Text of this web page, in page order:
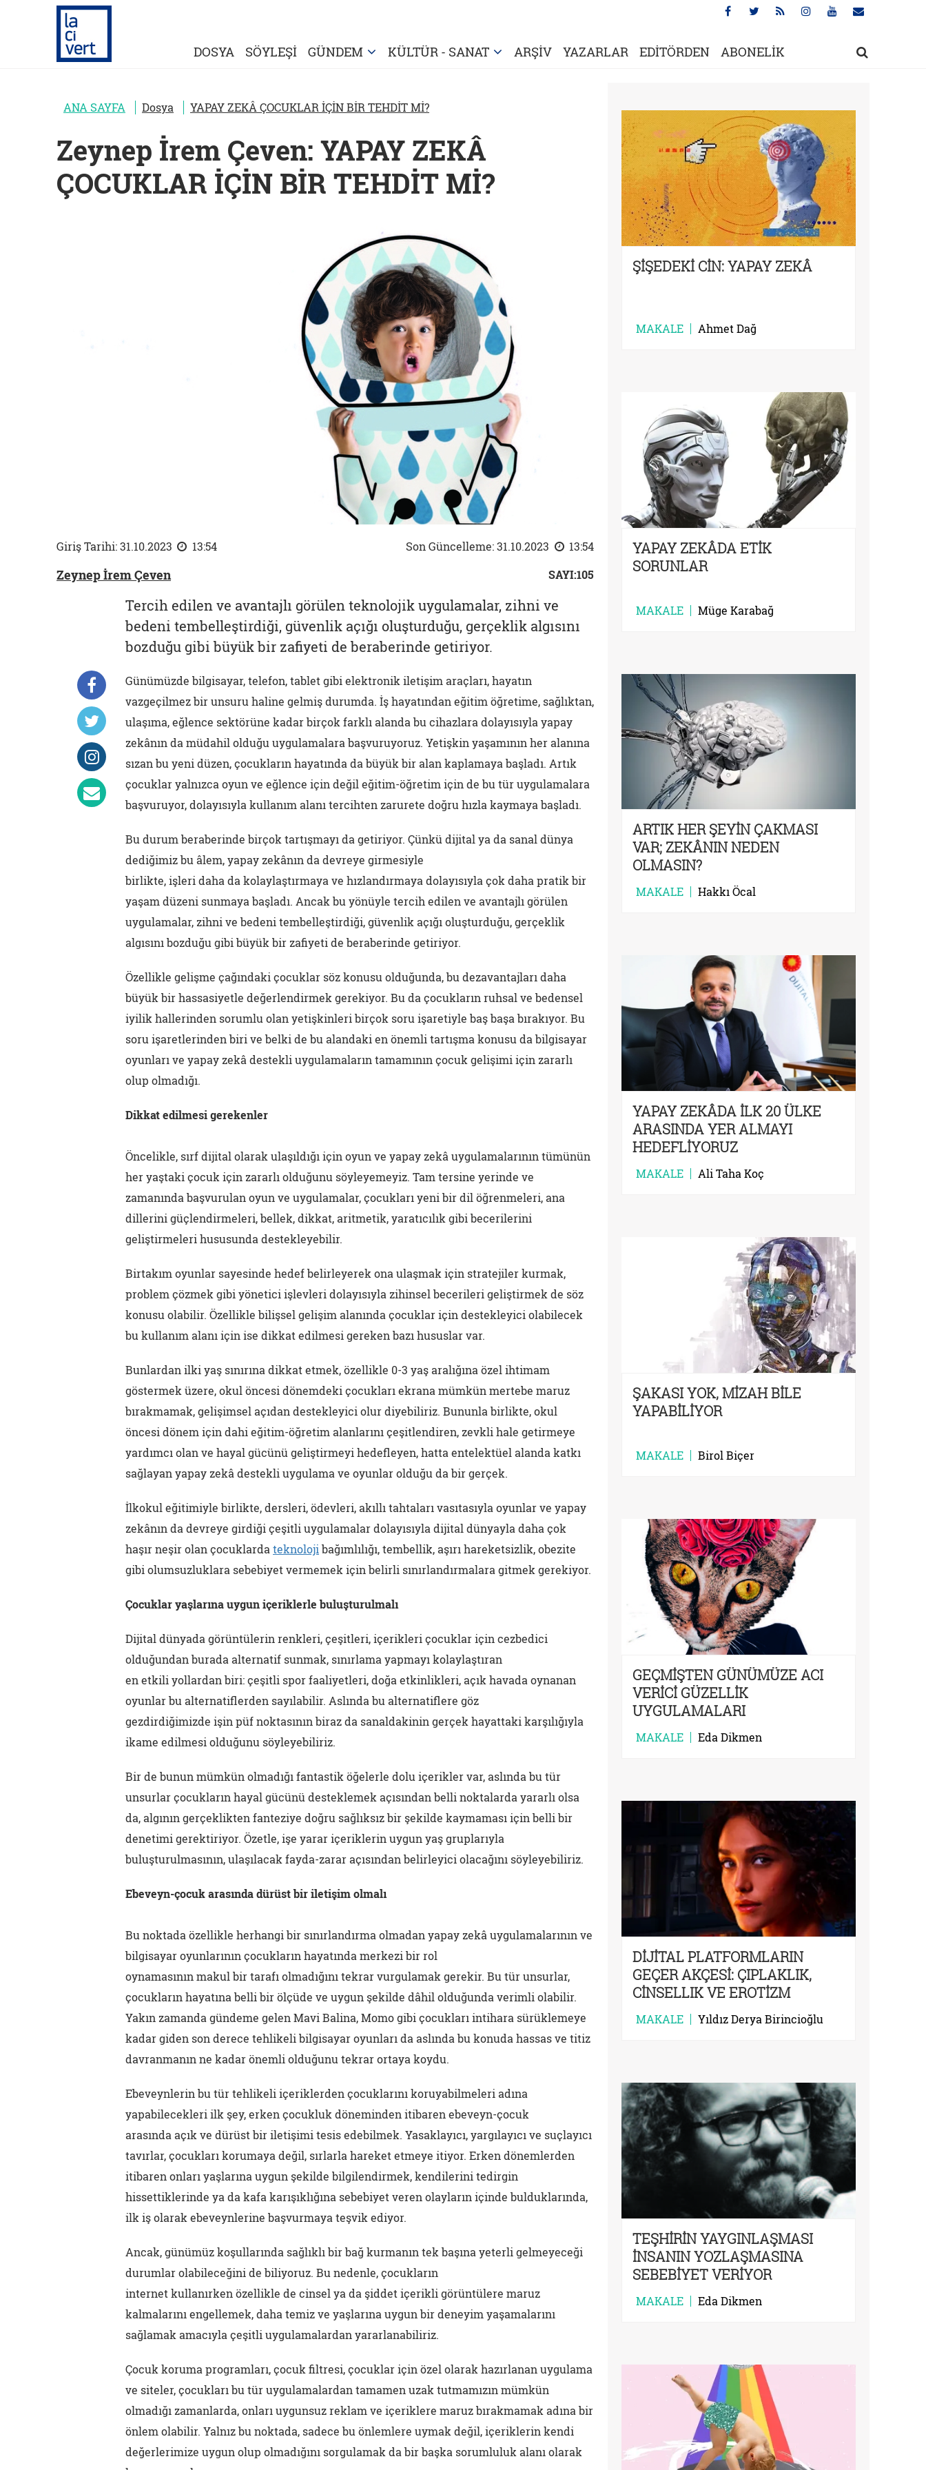
DOSYA SÖYLEŞİ GÜNDEM KÜLTÜR - SANAT ARŞİV YAZARLAR EDİTÖRDEN ABONELİK
ANA SAYFA Dosya YAPAY ZEKÂ ÇOCUKLAR İÇİN BİR TEHDİT Mİ?
Zeynep İrem Çeven: YAPAY ZEKÂ
ÇOCUKLAR İÇİN BİR TEHDİT Mİ?
Giriş Tarihi: 31.10.2023 13:54 Son Güncelleme: 31.10.2023 13:54
Zeynep İrem Çeven SAYI:105
Tercih edilen ve avantajlı görülen teknolojik uygulamalar, zihni ve
bedeni tembelleştirdiği, güvenlik açığı oluşturduğu, gerçeklik algısını
bozduğu gibi büyük bir zafiyeti de beraberinde getiriyor.
Günümüzde bilgisayar, telefon, tablet gibi elektronik iletişim araçları, hayatın
vazgeçilmez bir unsuru haline gelmiş durumda. İş hayatından eğitim öğretime, sağlıktan,
ulaşıma, eğlence sektörüne kadar birçok farklı alanda bu cihazlara dolayısıyla yapay
zekânın da müdahil olduğu uygulamalara başvuruyoruz. Yetişkin yaşamının her alanına
sızan bu yeni düzen, çocukların hayatında da büyük bir alan kaplamaya başladı. Artık
çocuklar yalnızca oyun ve eğlence için değil eğitim-öğretim için de bu tür uygulamalara
başvuruyor, dolayısıyla kullanım alanı tercihten zarurete doğru hızla kaymaya başladı.
Bu durum beraberinde birçok tartışmayı da getiriyor. Çünkü dijital ya da sanal dünya
dediğimiz bu âlem, yapay zekânın da devreye girmesiyle
birlikte, işleri daha da kolaylaştırmaya ve hızlandırmaya dolayısıyla çok daha pratik bir
yaşam düzeni sunmaya başladı. Ancak bu yönüyle tercih edilen ve avantajlı görülen
uygulamalar, zihni ve bedeni tembelleştirdiği, güvenlik açığı oluşturduğu, gerçeklik
algısını bozduğu gibi büyük bir zafiyeti de beraberinde getiriyor.
Özellikle gelişme çağındaki çocuklar söz konusu olduğunda, bu dezavantajları daha
büyük bir hassasiyetle değerlendirmek gerekiyor. Bu da çocukların ruhsal ve bedensel
iyilik hallerinden sorumlu olan yetişkinleri birçok soru işaretiyle baş başa bırakıyor. Bu
soru işaretlerinden biri ve belki de bu alandaki en önemli tartışma konusu da bilgisayar
oyunları ve yapay zekâ destekli uygulamaların tamamının çocuk gelişimi için zararlı
olup olmadığı.
Dikkat edilmesi gerekenler
Öncelikle, sırf dijital olarak ulaşıldığı için oyun ve yapay zekâ uygulamalarının tümünün
her yaştaki çocuk için zararlı olduğunu söyleyemeyiz. Tam tersine yerinde ve
zamanında başvurulan oyun ve uygulamalar, çocukları yeni bir dil öğrenmeleri, ana
dillerini güçlendirmeleri, bellek, dikkat, aritmetik, yaratıcılık gibi becerilerini
geliştirmeleri hususunda destekleyebilir.
Birtakım oyunlar sayesinde hedef belirleyerek ona ulaşmak için stratejiler kurmak,
problem çözmek gibi yönetici işlevleri dolayısıyla zihinsel becerileri geliştirmek de söz
konusu olabilir. Özellikle bilişsel gelişim alanında çocuklar için destekleyici olabilecek
bu kullanım alanı için ise dikkat edilmesi gereken bazı hususlar var.
Bunlardan ilki yaş sınırına dikkat etmek, özellikle 0-3 yaş aralığına özel ihtimam
göstermek üzere, okul öncesi dönemdeki çocukları ekrana mümkün mertebe maruz
bırakmamak, gelişimsel açıdan destekleyici olur diyebiliriz. Bununla birlikte, okul
öncesi dönem için dahi eğitim-öğretim alanlarını çeşitlendiren, zevkli hale getirmeye
yardımcı olan ve hayal gücünü geliştirmeyi hedefleyen, hatta entelektüel alanda katkı
sağlayan yapay zekâ destekli uygulama ve oyunlar olduğu da bir gerçek.
İlkokul eğitimiyle birlikte, dersleri, ödevleri, akıllı tahtaları vasıtasıyla oyunlar ve yapay
zekânın da devreye girdiği çeşitli uygulamalar dolayısıyla dijital dünyayla daha çok
haşır neşir olan çocuklarda teknoloji bağımlılığı, tembellik, aşırı hareketsizlik, obezite
gibi olumsuzluklara sebebiyet vermemek için belirli sınırlandırmalara gitmek gerekiyor.
Çocuklar yaşlarına uygun içeriklerle buluşturulmalı
Dijital dünyada görüntülerin renkleri, çeşitleri, içerikleri çocuklar için cezbedici
olduğundan burada alternatif sunmak, sınırlama yapmayı kolaylaştıran
en etkili yollardan biri: çeşitli spor faaliyetleri, doğa etkinlikleri, açık havada oynanan
oyunlar bu alternatiflerden sayılabilir. Aslında bu alternatiflere göz
gezdirdiğimizde işin püf noktasının biraz da sanaldakinin gerçek hayattaki karşılığıyla
ikame edilmesi olduğunu söyleyebiliriz.
Bir de bunun mümkün olmadığı fantastik öğelerle dolu içerikler var, aslında bu tür
unsurlar çocukların hayal gücünü desteklemek açısından belli noktalarda yararlı olsa
da, algının gerçeklikten fanteziye doğru sağlıksız bir şekilde kaymaması için belli bir
denetimi gerektiriyor. Özetle, işe yarar içeriklerin uygun yaş gruplarıyla
buluşturulmasının, ulaşılacak fayda-zarar açısından belirleyici olacağını söyleyebiliriz.
Ebeveyn-çocuk arasında dürüst bir iletişim olmalı
Bu noktada özellikle herhangi bir sınırlandırma olmadan yapay zekâ uygulamalarının ve
bilgisayar oyunlarının çocukların hayatında merkezi bir rol
oynamasının makul bir tarafı olmadığını tekrar vurgulamak gerekir. Bu tür unsurlar,
çocukların hayatına belli bir ölçüde ve uygun şekilde dâhil olduğunda verimli olabilir.
Yakın zamanda gündeme gelen Mavi Balina, Momo gibi çocukları intihara sürüklemeye
kadar giden son derece tehlikeli bilgisayar oyunları da aslında bu konuda hassas ve titiz
davranmanın ne kadar önemli olduğunu tekrar ortaya koydu.
Ebeveynlerin bu tür tehlikeli içeriklerden çocuklarını koruyabilmeleri adına
yapabilecekleri ilk şey, erken çocukluk döneminden itibaren ebeveyn-çocuk
arasında açık ve dürüst bir iletişimi tesis edebilmek. Yasaklayıcı, yargılayıcı ve suçlayıcı
tavırlar, çocukları korumaya değil, sırlarla hareket etmeye itiyor. Erken dönemlerden
itibaren onları yaşlarına uygun şekilde bilgilendirmek, kendilerini tedirgin
hissettiklerinde ya da kafa karışıklığına sebebiyet veren olayların içinde bulduklarında,
ilk iş olarak ebeveynlerine başvurmaya teşvik ediyor.
Ancak, günümüz koşullarında sağlıklı bir bağ kurmanın tek başına yeterli gelmeyeceği
durumlar olabileceğini de biliyoruz. Bu nedenle, çocukların
internet kullanırken özellikle de cinsel ya da şiddet içerikli görüntülere maruz
kalmalarını engellemek, daha temiz ve yaşlarına uygun bir deneyim yaşamalarını
sağlamak amacıyla çeşitli uygulamalardan yararlanabiliriz.
Çocuk koruma programları, çocuk filtresi, çocuklar için özel olarak hazırlanan uygulama
ve siteler, çocukları bu tür uygulamalardan tamamen uzak tutmamızın mümkün
olmadığı zamanlarda, onları uygunsuz reklam ve içeriklere maruz bırakmamak adına bir
önlem olabilir. Yalnız bu noktada, sadece bu önlemlere uymak değil, içeriklerin kendi
değerlerimize uygun olup olmadığını sorgulamak da bir başka sorumluluk alanı olarak
ŞİŞEDEKİ CİN: YAPAY ZEKÂ
MAKALE Ahmet Dağ
YAPAY ZEKÂDA ETİK
SORUNLAR
MAKALE Müge Karabağ
ARTIK HER ŞEYİN ÇAKMASI
VAR; ZEKÂNIN NEDEN
OLMASIN?
MAKALE Hakkı Öcal
YAPAY ZEKÂDA İLK 20 ÜLKE
ARASINDA YER ALMAYI
HEDEFLİYORUZ
MAKALE Ali Taha Koç
ŞAKASI YOK, MİZAH BİLE
YAPABİLİYOR
MAKALE Birol Biçer
GEÇMİŞTEN GÜNÜMÜZE ACI
VERİCİ GÜZELLİK
UYGULAMALARI
MAKALE Eda Dikmen
DİJİTAL PLATFORMLARIN
GEÇER AKÇESİ: ÇIPLAKLIK,
CİNSELLIK VE EROTİZM
MAKALE Yıldız Derya Birincioğlu
TEŞHİRİN YAYGINLAŞMASI
İNSANIN YOZLAŞMASINA
SEBEBİYET VERİYOR
MAKALE Eda Dikmen